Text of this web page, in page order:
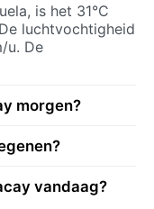
is het 31°C
luchtvochtigheid
u. De
morgen?
vandaag?